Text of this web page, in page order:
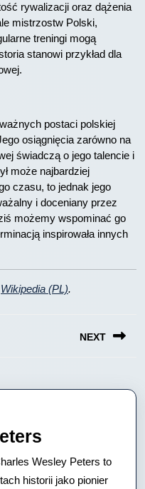
rywalizacji oraz dążenia
mistrzostw Polski,
treningi mogą
stanowi przykład dla
postaci polskiej
osiągnięcia zarówno na
świadczą o jego talencie i
może najbardziej
czasu, to jednak jego
i doceniany przez
możemy wspominać go
inspirowała innych
Wikipedia (PL).
NEXT
Wesley
Peters
Wesley Peters to
historii jako pionier